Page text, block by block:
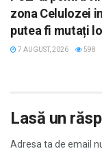
zona Celulozei
putea fi mutați
7 AUGUST, 2026 598
Lasă un
Adresa ta de email